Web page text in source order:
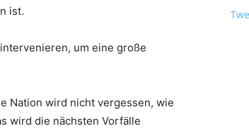
ist.
um eine große
Nation wird nicht vergessen, wie
wird die nächsten Vorfälle